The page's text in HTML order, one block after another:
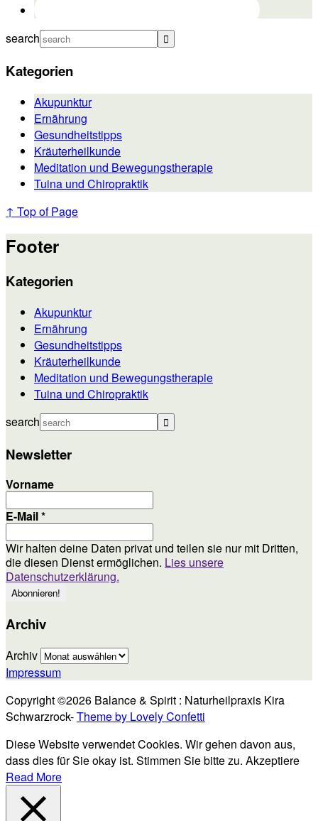
search
Kategorien
Akupunktur
Ernährung
Gesundheitstipps
Kräuterheilkunde
Meditation und Bewegungstherapie
Tuina und Chiropraktik
↑ Top of Page
Footer
Kategorien
Akupunktur
Ernährung
Gesundheitstipps
Kräuterheilkunde
Meditation und Bewegungstherapie
Tuina und Chiropraktik
search
Newsletter
Vorname
E-Mail*
Wir halten deine Daten privat und teilen sie nur mit Dritten,
die diesen Dienst ermöglichen. Lies unsere
Datenschutzerklärung.
Archiv
Archiv
Impressum
Copyright ©2026 Balance & Spirit : Naturheilpraxis Kira
Schwarzrock-Theme by Lovely Confetti
Diese Website verwendet Cookies. Wir gehen davon aus,
dass dies für Sie okay ist. Stimmen Sie bitte zu. Akzeptiere
Read More